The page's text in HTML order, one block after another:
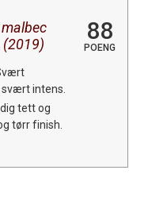
(2019)
88
POENG
intens.
tett og
tørr finish.